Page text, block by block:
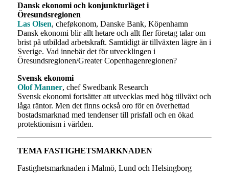
Dansk ekonomi och konjunkturläget i
Öresundsregionen
Las Olsen, cheføkonom, Danske Bank, Köpenhamn
Dansk ekonomi blir allt hetare och allt fler företag talar om
brist på utbildad arbetskraft. Samtidigt är tillväxten lägre än i
Sverige. Vad innebär det för utvecklingen i
Öresundsregionen/Greater Copenhagenregionen?
Svensk ekonomi
Olof Manner, chef Swedbank Research
Svensk ekonomi fortsätter att utvecklas med hög tillväxt och
låga räntor. Men det finns också oro för en överhettad
bostadsmarknad med tendenser till prisfall och en ökad
protektionism i världen.
TEMA FASTIGHETSMARKNADEN
Fastighetsmarknaden i Malmö, Lund och Helsingborg